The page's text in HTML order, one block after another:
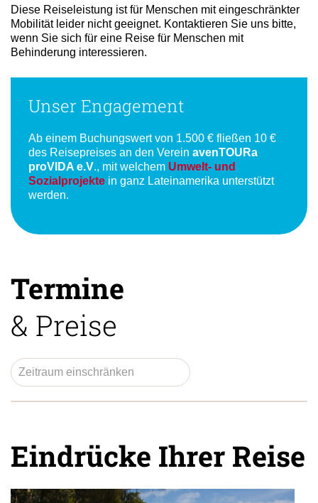
Diese Reiseleistung ist für Menschen mit eingeschränkter
Mobilität leider nicht geeignet. Kontaktieren Sie uns bitte,
wenn Sie sich für eine Reise für Menschen mit
Behinderung interessieren.
Unser Engagement
Ab einem Buchungswert von 1.500 € fließen 10 €
des Reisepreises an den Verein avenTOURa
proVIDA e.V., mit welchem Umwelt- und
Sozialprojekte in ganz Lateinamerika unterstützt
werden.
Termine
& Preise
Eindrücke Ihrer Reise